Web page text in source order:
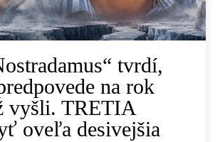
tvrdí,
na rok
vyšli. TRETIA
oveľa desivejšia